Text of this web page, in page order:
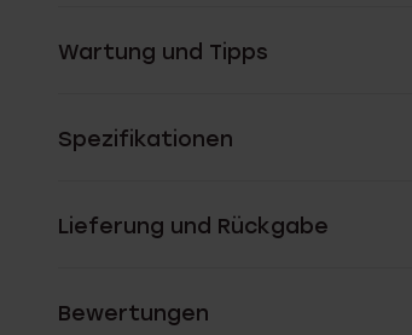
Wartung und Tipps
Spezifikationen
Lieferung und Rückgabe
Bewertungen